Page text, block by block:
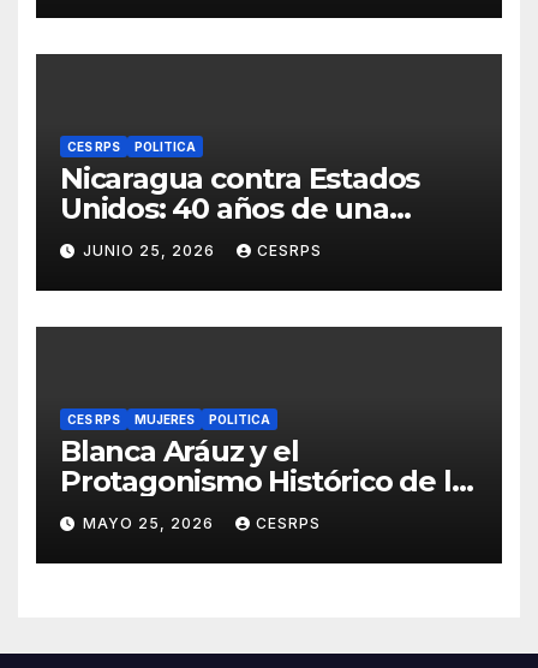
CES RPS POLITICA
Nicaragua contra Estados
Unidos: 40 años de una
sentencia histórica que sigue
esperando justicia
JUNIO 25, 2026 CESRPS
CES RPS MUJERES POLITICA
Blanca Aráuz y el
Protagonismo Histórico de la
Mujer Nicaragüense en la
Revolución Sandinista
MAYO 25, 2026 CESRPS